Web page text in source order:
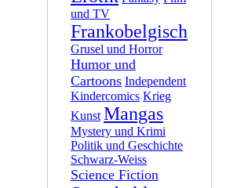
und TV
Frankobelgisch
Grusel und Horror
Humor und
Cartoons Independent
Kindercomics Krieg
Kunst Mangas
Mystery und Krimi
Politik und Geschichte
Schwarz-Weiss
Science Fiction